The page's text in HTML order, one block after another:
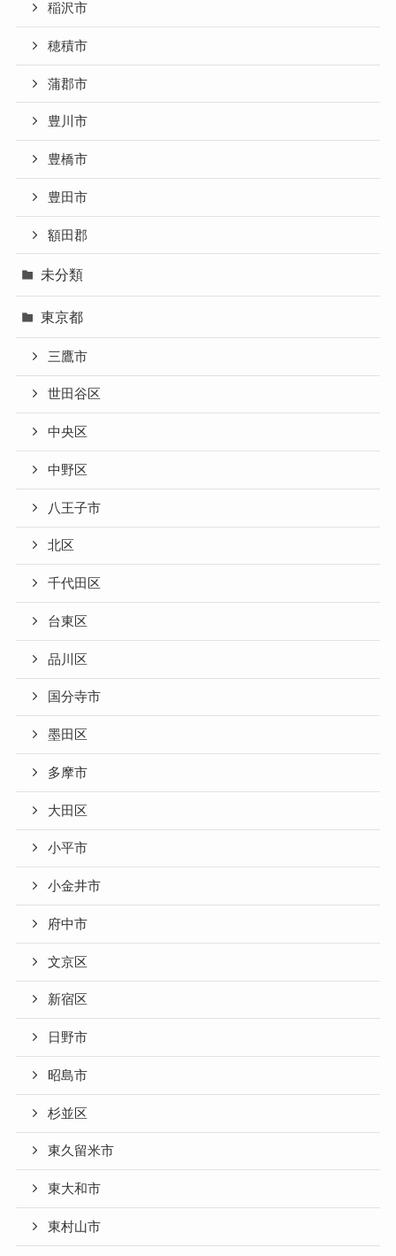
稲沢市
穂積市
蒲郡市
豊川市
豊橋市
豊田市
額田郡
未分類
東京都
三鷹市
世田谷区
中央区
中野区
八王子市
北区
千代田区
台東区
品川区
国分寺市
墨田区
多摩市
大田区
小平市
小金井市
府中市
文京区
新宿区
日野市
昭島市
杉並区
東久留米市
東大和市
東村山市